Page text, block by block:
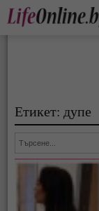
Етикет: дупе